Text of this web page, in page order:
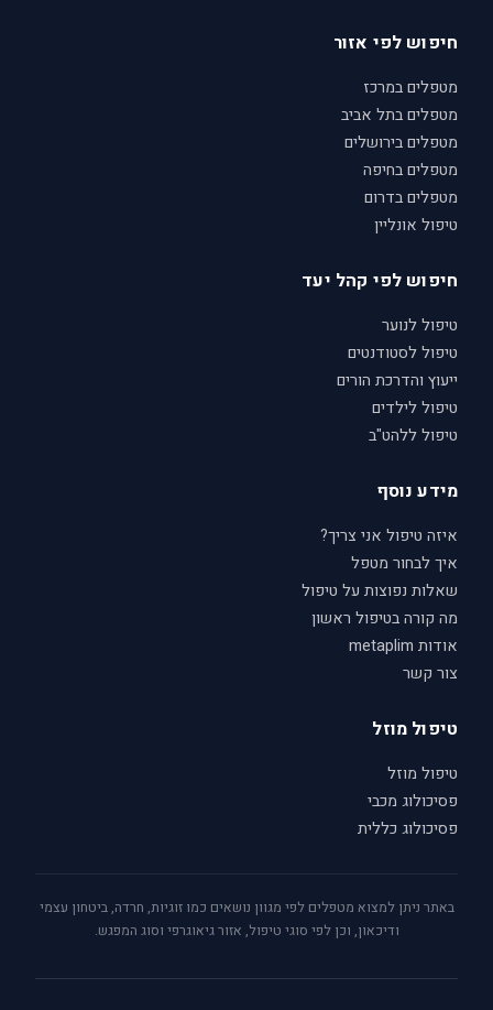
חיפוש לפי אזור
מטפלים במרכז
מטפלים בתל אביב
מטפלים בירושלים
מטפלים בחיפה
מטפלים בדרום
טיפול אונליין
חיפוש לפי קהל יעד
טיפול לנוער
טיפול לסטודנטים
ייעוץ והדרכת הורים
טיפול לילדים
טיפול ללהט"ב
מידע נוסף
איזה טיפול אני צריך?
איך לבחור מטפל
שאלות נפוצות על טיפול
מה קורה בטיפול ראשון
אודות metaplim
צור קשר
טיפול מוזל
טיפול מוזל
פסיכולוג מכבי
פסיכולוג כללית
באתר ניתן למצוא מטפלים לפי מגוון נושאים כמו זוגיות, חרדה, ביטחון עצמי
ודיכאון, וכן לפי סוגי טיפול, אזור גיאוגרפי וסוג המפגש.